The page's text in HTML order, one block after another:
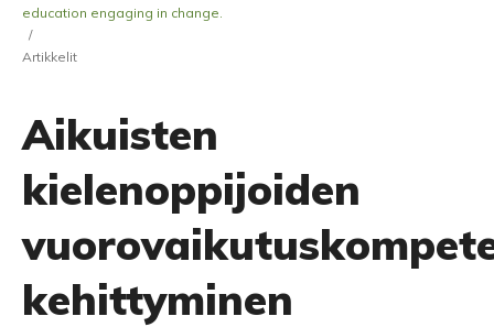
education engaging in change.
/
Artikkelit
Aikuisten
kielenoppijoiden
kehittyminen